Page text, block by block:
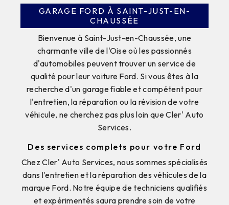
GARAGE FORD À SAINT-JUST-EN-
CHAUSSÉE
Bienvenue à Saint-Just-en-Chaussée, une
charmante ville de l'Oise où les passionnés
d'automobiles peuvent trouver un service de
qualité pour leur voiture Ford. Si vous êtes à la
recherche d'un garage fiable et compétent pour
l'entretien, la réparation ou la révision de votre
véhicule, ne cherchez pas plus loin que Cler' Auto
Services.
Des services complets pour votre Ford
Chez Cler' Auto Services, nous sommes spécialisés
dans l'entretien et la réparation des véhicules de la
marque Ford. Notre équipe de techniciens qualifiés
et expérimentés saura prendre soin de votre